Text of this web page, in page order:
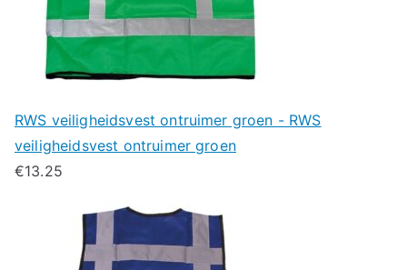
RWS veiligheidsvest ontruimer groen - RWS
veiligheidsvest ontruimer groen
€13.25